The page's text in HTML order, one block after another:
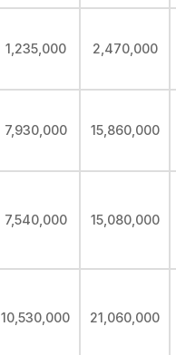
1,235,000 2,470,000
7,930,000 15,860,000
7,540,000 15,080,000
10,530,000 21,060,000